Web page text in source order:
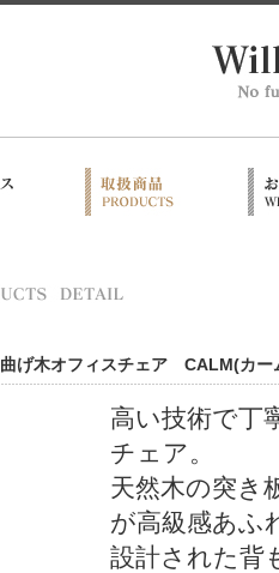
曲げ木オフィスチェア CALM(カー
高い技術で丁
チェア。
天然木の突き
が高級感あふ
設計された背